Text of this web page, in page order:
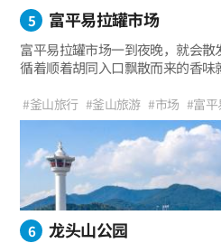
5 富平易拉罐市场
富平易拉罐市场一到夜晚，就会散
循着顺着胡同入口飘散而来的香味
在南浦洞一带逛来逛去的话，
经常会分不清国际市场和富平易拉
这两个市场最大的区别就是，国
而富平易拉罐市场是“美食市场”
#釜山旅行 #釜山旅游 #市场 #富
#历史旅行 #出游 #市场美食店 #特
#釜山吃播
#美食 #市场小吃 #鱼糕
#原城市中心之旅
6 龙头山公园